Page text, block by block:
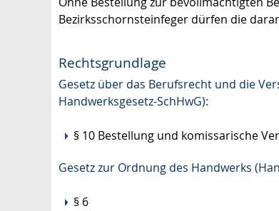
Bezirksschornsteinfeger dürfen die
Rechtsgrundlage
Gesetz über das Berufsrecht und die
Handwerksgesetz-SchHwG):
§ 10 Bestellung und komissarische
Gesetz zur Ordnung des Handwerks
§ 6